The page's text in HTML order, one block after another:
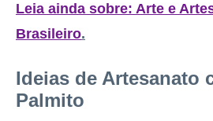
Leia ainda sobre: Arte e
Brasileiro.
Ideias de Artesanato
Palmito